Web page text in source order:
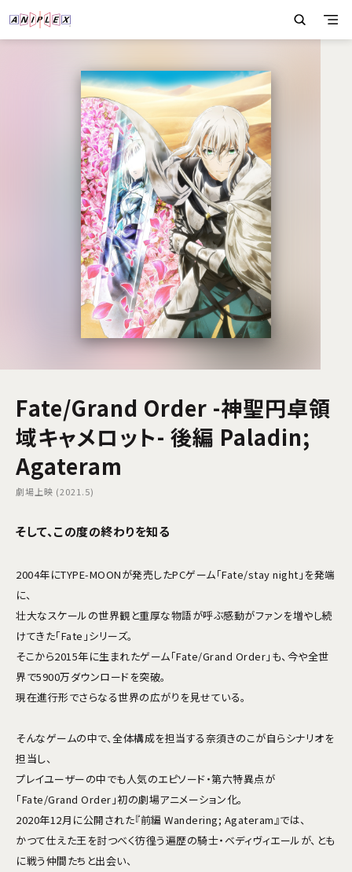
Fate/Grand Order -神聖円卓領
域キャメロット- 後編 Paladin;
Agateram
劇場上映 (2021.5)
そして、この度の終わりを知る
2004年にTYPE-MOONが発売したPCゲーム「Fate/stay night」を発端
に、
壮大なスケールの世界観と重厚な物語が呼ぶ感動がファンを増やし続
けてきた「Fate」シリーズ。
そこから2015年に生まれたゲーム「Fate/Grand Order」も、今や全世
界で5900万ダウンロードを突破。
現在進行形でさらなる世界の広がりを見せている。
そんなゲームの中で、全体構成を担当する奈須きのこが自らシナリオを
担当し、
プレイユーザーの中でも人気のエピソード・第六特異点が
「Fate/Grand Order」初の劇場アニメーション化。
2020年12月に公開された『前編 Wandering; Agateram』では、
かつて仕えた王を討つべく彷徨う遍歴の騎士・ベディヴィエールが、とも
に戦う仲間たちと出会い、